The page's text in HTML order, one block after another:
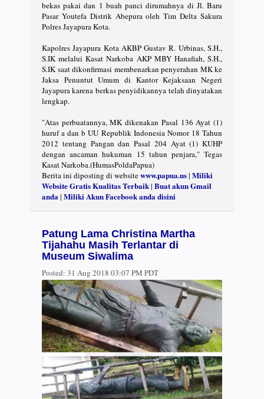
bekas pakai dan 1 buah panci dirumahnya di Jl. Baru
Pasar Youtefa Distrik Abepura oleh Tim Delta Sakura
Polres Jayapura Kota.
Kapolres Jayapura Kota AKBP Gustav R. Urbinas, S.H.,
S.IK melalui Kasat Narkoba AKP MBY Hanafiah, S.H.,
S.IK saat dikonfirmasi membenarkan penyerahan MK ke
Jaksa Penuntut Umum di Kantor Kejaksaan Negeri
Jayapura karena berkas penyidikannya telah dinyatakan
lengkap.
"Atas perbuatannya, MK dikenakan Pasal 136 Ayat (1)
huruf a dan b UU Republik Indonesia Nomor 18 Tahun
2012 tentang Pangan dan Pasal 204 Ayat (1) KUHP
dengan ancaman hukuman 15 tahun penjara," Tegas
Kasat Narkoba.(HumasPoldaPapua)
Berita ini diposting di websitewww.papua.us| Miliki
Website Gratis Kualitas Terbaik| Buat akun Gmail
anda| Miliki Akun Facebook anda disini
Patung Lama Christina Martha
Tijahahu Masih Terlantar di
Museum Siwalima
Posted: 31 Aug 2018 03:07 PM PDT